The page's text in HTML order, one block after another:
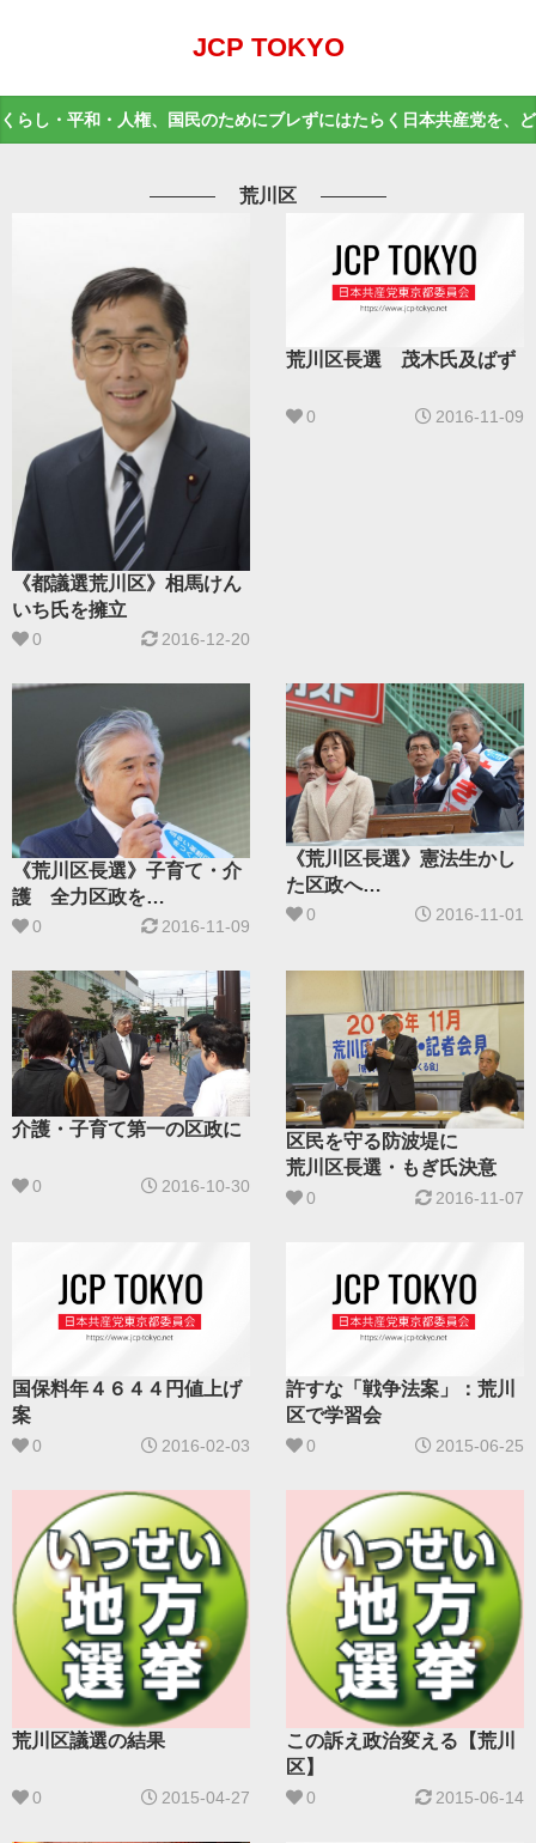
JCP TOKYO
くらし・平和・人権、国民のためにブレずにはたらく日本共産党を、
荒川区
《都議選荒川区》相馬けん
いち氏を擁立
0 2016-12-20
荒川区長選 茂木氏及ばず
0 2016-11-09
《荒川区長選》子育て・介
護 全力区政を
もぎ候補訴え
0 2016-11-09
《荒川区長選》憲法生かし
た区政へ
もぎ氏が第一声
0 2016-11-01
介護・子育て第一の区政に
0 2016-10-30
区民を守る防波堤に
荒川区長選・もぎ氏決意
0 2016-11-07
国保料年４６４４円値上げ
案
0 2016-02-03
許すな「戦争法案」：荒川
区で学習会
0 2015-06-25
荒川区議選の結果
0 2015-04-27
この訴え政治変える【荒川
区】
0 2015-06-14